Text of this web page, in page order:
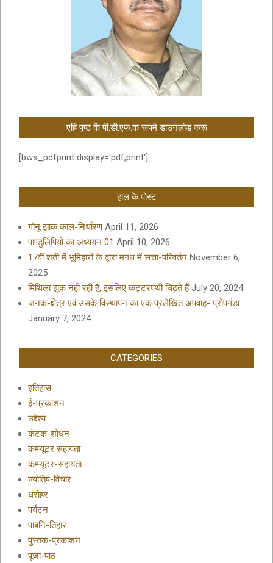
एहि पृष्ठ कें पी.डी.एफ.क रूपमे डाउनलोड करू
[bws_pdfprint display='pdf,print']
हाल के पोस्ट
गोनू झाक काल-निर्धारण April 11, 2026
पाण्डुलिपियों का अध्ययन 01 April 10, 2026
17वीं शती में भूमिहारों के द्वारा मगध में सत्ता-परिवर्तन November 6,
2025
मिथिला झुक नहीं रही है, इसलिए कट्टरपंथी चिढ़ते हैं July 20, 2024
जनक-क्षेत्र एवं उसके विस्थापन का एक प्रलेखित अपवाह- प्रोपगंडा
January 7, 2024
CATEGORIES
इतिहास
ई-प्रकाशन
उद्देश्य
कंटक-शोधन
कम्प्यूटर सहायता
कम्प्यूटर-सहायता
ज्योतिष-विचार
धरोहर
पर्यटन
पाबनि-तिहार
पुस्तक-प्रकाशन
पूजा-पाठ